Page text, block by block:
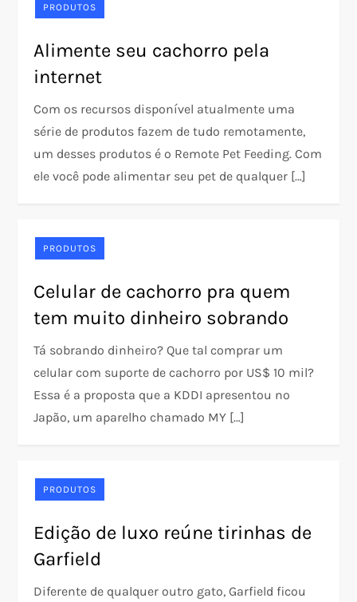
PRODUTOS
Alimente seu cachorro pela
internet
Com os recursos disponível atualmente uma
série de produtos fazem de tudo remotamente,
um desses produtos é o Remote Pet Feeding. Com
ele você pode alimentar seu pet de qualquer […]
PRODUTOS
Celular de cachorro pra quem
tem muito dinheiro sobrando
Tá sobrando dinheiro? Que tal comprar um
celular com suporte de cachorro por US$ 10 mil?
Essa é a proposta que a KDDI apresentou no
Japão, um aparelho chamado MY […]
PRODUTOS
Edição de luxo reúne tirinhas de
Garfield
Diferente de qualquer outro gato, Garfield ficou